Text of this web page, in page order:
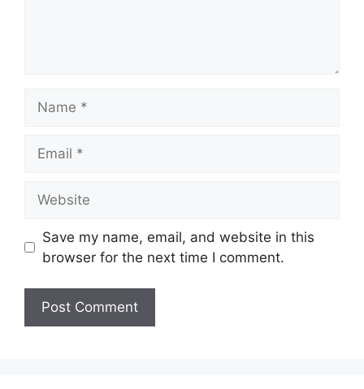
Save my name, email, and website in this
browser for the next time I comment.